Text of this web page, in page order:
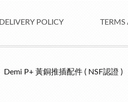
DELIVERY POLICY
Demi P+ 黃銅推插配件 ( NSF認證 )